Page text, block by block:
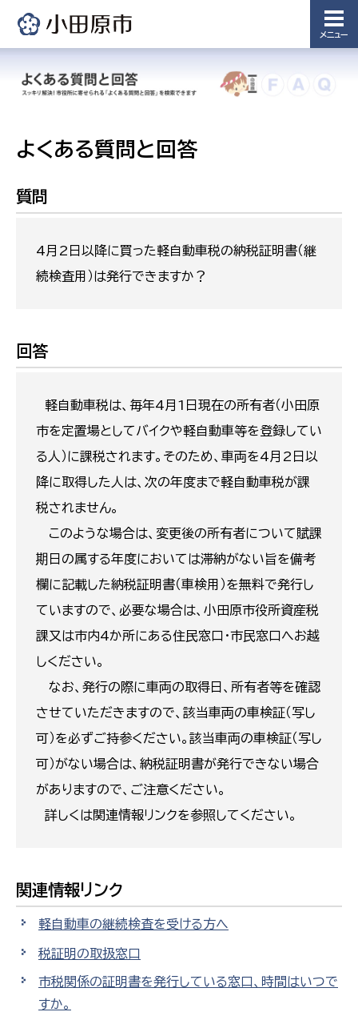
メニュー
よくある質問と回答
質問
4月2日以降に買った軽自動車税の納税証明書（継
続検査用）は発行できますか？
回答
軽自動車税は、毎年4月1日現在の所有者（小田原
市を定置場としてバイクや軽自動車等を登録してい
る人）に課税されます。そのため、車両を4月2日以
降に取得した人は、次の年度まで軽自動車税が課
税されません。
このような場合は、変更後の所有者について賦課
期日の属する年度においては滞納がない旨を備考
欄に記載した納税証明書（車検用）を無料で発行し
ていますので、必要な場合は、小田原市役所資産税
課又は市内4か所にある住民窓口・市民窓口へお越
しください。
なお、発行の際に車両の取得日、所有者等を確認
させていただきますので、該当車両の車検証（写し
可）を必ずご持参ください。該当車両の車検証（写し
可）がない場合は、納税証明書が発行できない場合
がありますので、ご注意ください。
詳しくは関連情報リンクを参照してください。
関連情報リンク
軽自動車の継続検査を受ける方へ
税証明の取扱窓口
市税関係の証明書を発行している窓口、時間はいつで
すか。